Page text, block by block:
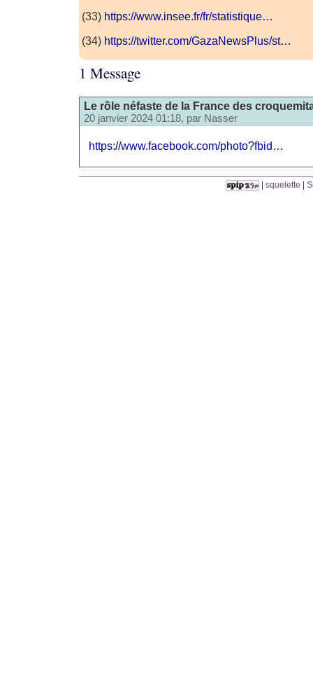
(33) https://www.insee.fr/fr/statistique…
(34) https://twitter.com/GazaNewsPlus/st…
1 Message
Le rôle néfaste de la France des
20 janvier 2024 01:18, par Nasser
https://www.facebook.com/photo?fbid…
squelette